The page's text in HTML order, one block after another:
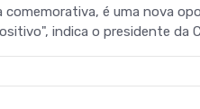
é uma nova
indica o presidente da